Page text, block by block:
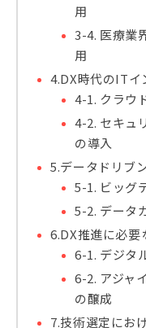
用
3-4. 医療業
用
4.DX時代のITイ
4-1. クラウ
4-2. セキュ
の導入
5.データドリブ
5-1. ビッグ
5-2. データ
6.DX推進に必要
6-1. デジタ
6-2. アジャ
の醸成
7.技術選定にお